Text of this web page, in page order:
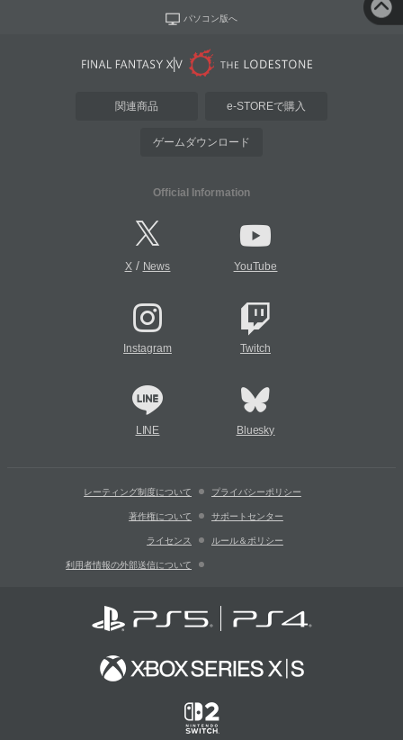
パソコン版へ
関連商品 e-STOREで購入
ゲームダウンロード
Official Information
X/ News YouTube
Instagram Twitch
LINE Bluesky
レーティング制度について プライバシーポリシー
著作権について サポートセンター
ライセンス ルール＆ポリシー
利用者情報の外部送信について